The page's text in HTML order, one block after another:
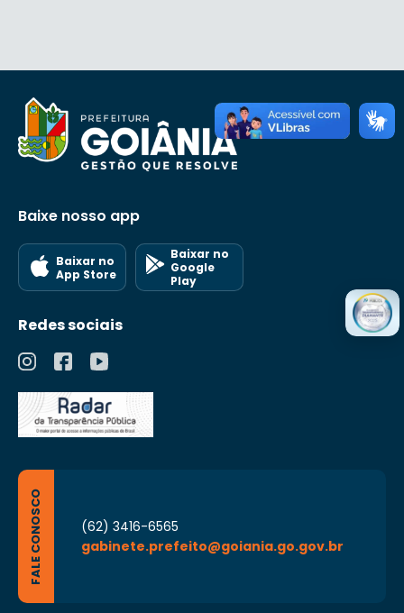
Baixe nosso app
Baixar no
App Store
Baixar no
Google
Play
Redes sociais
FALE CONOSCO
(62) 3416-6565
gabinete.prefeito@goiania.go.gov.br